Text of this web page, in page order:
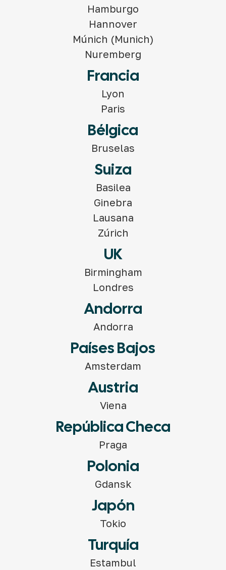
Hamburgo
Hannover
Múnich (Munich)
Nuremberg
Francia
Lyon
Paris
Bélgica
Bruselas
Suiza
Basilea
Ginebra
Lausana
Zúrich
UK
Birmingham
Londres
Andorra
Andorra
Países Bajos
Amsterdam
Austria
Viena
República Checa
Praga
Polonia
Gdansk
Japón
Tokio
Turquía
Estambul